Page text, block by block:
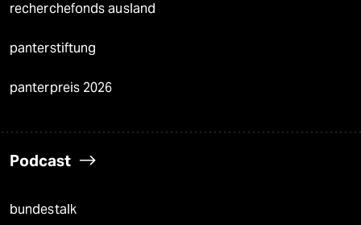
recherchefonds ausland
panterstiftung
panterpreis 2026
Podcast
bundestalk